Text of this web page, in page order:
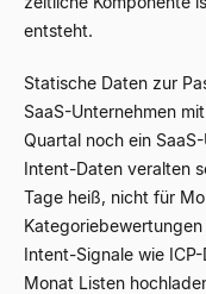
entsteht.
Statische Daten zur
SaaS-Unternehmen
Quartal noch ein
Intent-Daten veralten
Tage heiß, nicht für
Intent-Signale wie
Monat Listen